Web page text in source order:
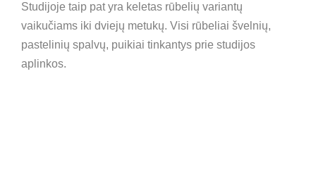
Studijoje taip pat yra keletas rūbelių variantų
vaikučiams iki dviejų metukų. Visi rūbeliai švelnių,
pastelinių spalvų, puikiai tinkantys prie studijos
aplinkos.